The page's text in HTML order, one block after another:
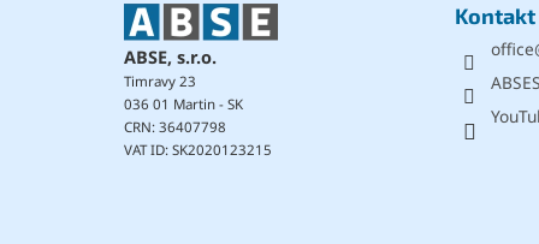
ABSE, s.r.o.
Timravy 23
036 01 Martin - SK
CRN: 36407798
VAT ID: SK2020123215
Kontakt
office